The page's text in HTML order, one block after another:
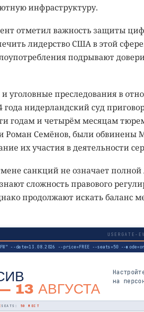
инфраструктуру.
отметил важность защиты
лидерство США в этой
подрывают
уголовные преследования в
нидерландский суд
годам и четырём месяцам
Роман Семёнов, были
их участия в деятельности
санкций не означает полной
сложность правового
продолжают искать баланс
USERGATE-
--date=13.08.2026 --price=FREE --seats=50 --
13 АВГУСТА
на
SEATS: 50 МЕСТ